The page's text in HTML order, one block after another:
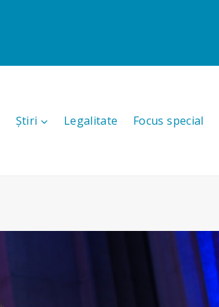
Știri Legalitate Focus special